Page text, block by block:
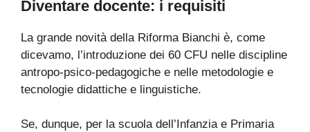
Diventare docente: i requisiti
La grande novità della Riforma Bianchi è, come
dicevamo, l’introduzione dei 60 CFU nelle discipline
antropo-psico-pedagogiche e nelle metodologie e
tecnologie didattiche e linguistiche.
Se, dunque, per la scuola dell’Infanzia e Primaria